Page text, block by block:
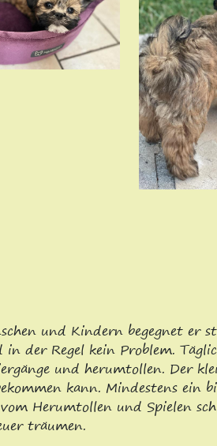
und Kindern begegnet er
in der Regel kein Problem.
und herumtollen. Der
kann. Mindestens ein
Herumtollen und Spielen
träumen.